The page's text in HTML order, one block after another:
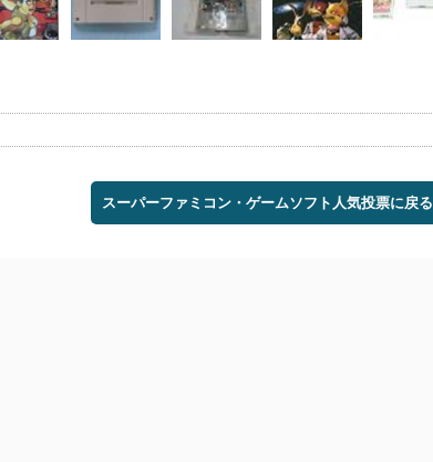
スーパーファミコン・ゲームソフト人気投票に戻る